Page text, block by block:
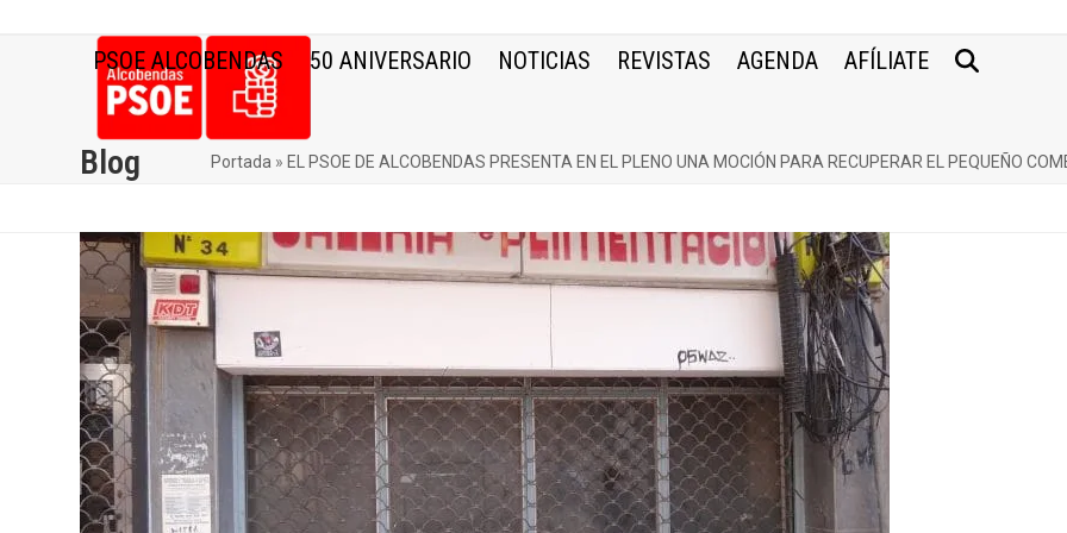
PSOE ALCOBENDAS 50 ANIVERSARIO NOTICIAS REVISTAS AGENDA AFÍLIATE
Blog Portada » EL PSOE DE ALCOBENDAS PRESENTA EN EL PLENO UNA MOCIÓN PARA RECUPERAR EL PEQUEÑO